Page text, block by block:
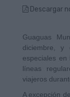
Descargar
Guaguas
diciembre, y
especiales
líneas
viajeros
A excepción